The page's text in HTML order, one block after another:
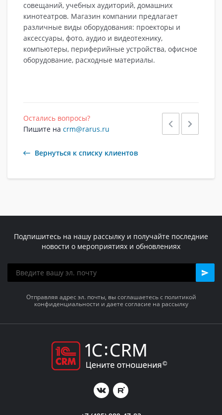
совещаний, учебных аудиторий, домашних
кинотеатров. Магазин компании предлагает
различные виды оборудования: проекторы и
аксессуары, фото, аудио и видеотехнику,
компьютеры, периферийные устройства, офисное
оборудование, расходные материалы.
Остались вопросы?
Пишите на crm@rarus.ru
Вернуться к списку клиентов
Подпишитесь на нашу рассылку и получайте последние
новости о мероприятиях и обновлениях
Отправляя адрес эл. почты, вы соглашаетесь с политикой
конфиденциальности и даете согласие на рассылку